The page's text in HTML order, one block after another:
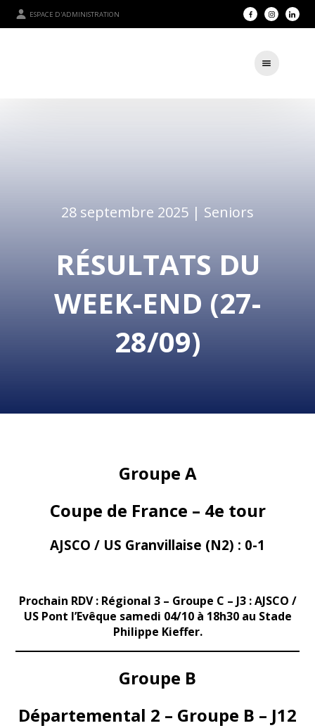
ESPACE D'ADMINISTRATION
28 septembre 2025 | Seniors
RÉSULTATS DU
WEEK-END (27-
28/09)
Groupe A
Coupe de France – 4e tour
AJSCO / US Granvillaise (N2) : 0-1
Prochain RDV : Régional 3 – Groupe C – J3 : AJSCO /
US Pont l’Evêque samedi 04/10 à 18h30 au Stade
Philippe Kieffer.
Groupe B
Départemental 2 – Groupe B – J12